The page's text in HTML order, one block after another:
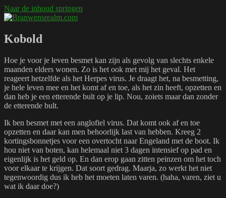
Naar de inhoud springen
Kobold
Hoe je voor je leven besmet kan zijn als gevolg van slechts enkele
maanden elders wonen. Zo is het ook met mij het geval. Het
reageert hetzelfde als het Herpes virus. Je draagt het, na besmetting,
je hele leven mee en het komt af en toe, als het zin heeft, opzetten en
dan heb je een etterende bult op je lip. Nou, zoiets maar dan zonder
de etterende bult.
Ik ben besmet met een anglofiel virus. Dat komt ook af en toe
opzetten en daar kan men behoorlijk last van hebben. Kreeg 2
kortingsbonnetjes voor een overtocht naar Engeland met de boot. Ik
hou niet van boten, kan helemaal niet 3 dagen intensief op pad en
eigenlijk is het geld op. En dan erop gaan zitten peinzen om het toch
voor elkaar te krijgen. Dat soort gedrag. Maarja, zo werkt het niet
tegenwoordig dus ik heb het moeten laten varen. (haha, varen, ziet u
wat ik daar doe?)